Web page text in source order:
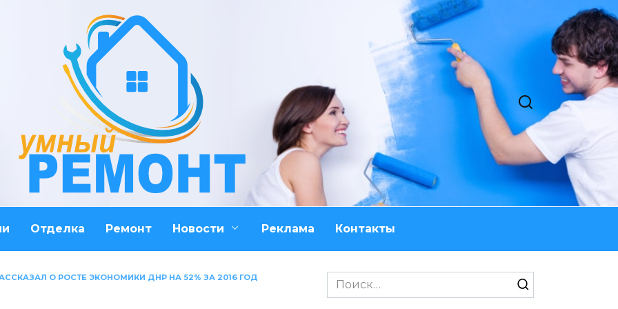
Отделка Ремонт Новости Реклама Контакты
О РОСТЕ ЭКОНОМИКИ ДНР НА 52% ЗА 2016 ГОД
Search
for: